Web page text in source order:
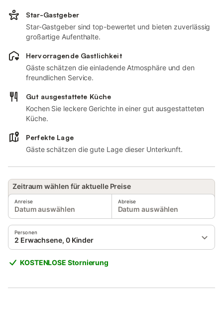
Star-Gastgeber
Star-Gastgeber sind top-bewertet und bieten zuverlässig
großartige Aufenthalte.
Hervorragende Gastlichkeit
Gäste schätzen die einladende Atmosphäre und den
freundlichen Service.
Gut ausgestattete Küche
Kochen Sie leckere Gerichte in einer gut ausgestatteten
Küche.
Perfekte Lage
Gäste schätzen die gute Lage dieser Unterkunft.
Zeitraum wählen für aktuelle Preise
Anreise
Datum auswählen
Abreise
Datum auswählen
Personen
2 Erwachsene, 0 Kinder
KOSTENLOSE Stornierung